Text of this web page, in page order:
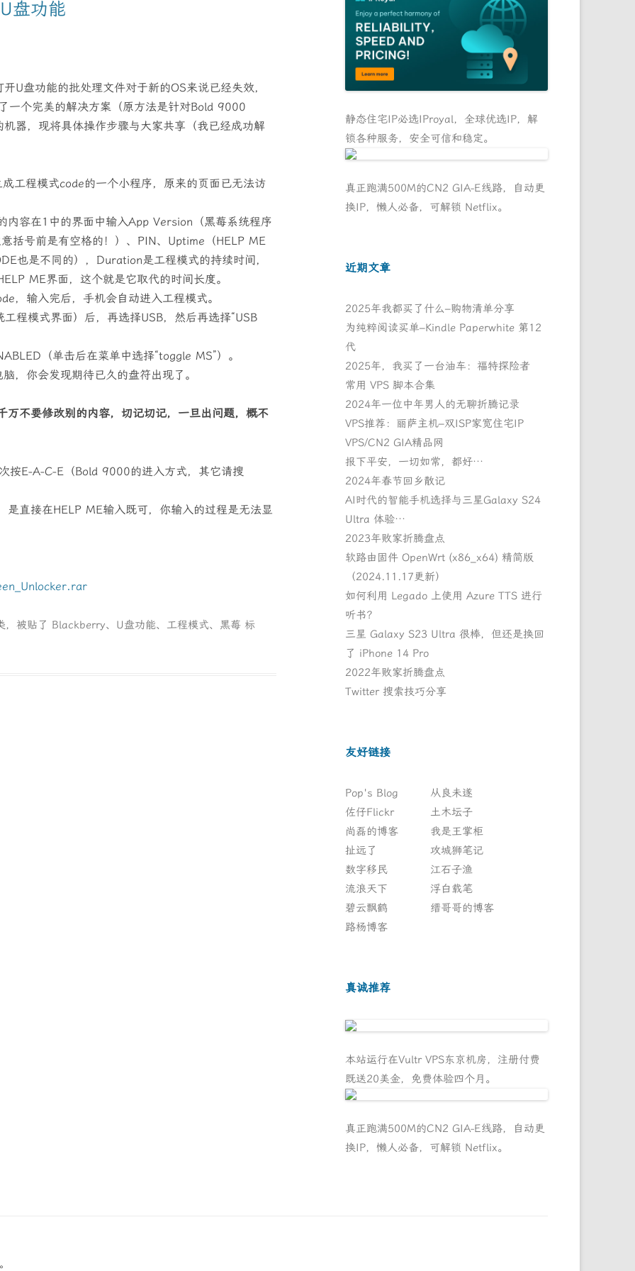
盘功能
U盘功能的批处理文件对于新的OS来说已经失效，
一个完美的解决方案（原方法是针对Bold 9000
器，现将具体操作步骤与大家共享（我已经成功解
工程模式code的一个小程序，原来的页面已无法访
内容在1中的界面中输入App Version（黑莓系统程序
括号前是有空格的！）、PIN、Uptime（HELP ME
也是不同的），Duration是工程模式的持续时间，
ME界面，这个就是它取代的时间长度。
，输入完后，手机会自动进入工程模式。
程模式界面）后，再选择USB，然后再选择“USB
（单击后在菜单中选择“toggle MS”）。
，你会发现期待已久的盘符出现了。
万不要修改别的内容，切记切记，一旦出问题，概不
按E-A-C-E（Bold 9000的进入方式，其它请搜
直接在HELP ME输入既可，你输入的过程是无法显
，被贴了 Blackberry、 U盘功能、 工程模式、 黑莓 标
静态住宅IP必选IProyal，全球优选IP，解
锁各种服务，安全可信和稳定。
真正跑满500M的CN2 GIA-E线路，自动更
换IP，懒人必备，可解锁 Netflix。
近期文章
2025年我都买了什么–购物清单分享
为纯粹阅读买单–Kindle Paperwhite 第12
代
2025年，我买了一台油车：福特探险者
常用 VPS 脚本合集
2024年一位中年男人的无聊折腾记录
VPS推荐：丽萨主机–双ISP家宽住宅IP
VPS/CN2 GIA精品网
报下平安，一切如常，都好…
2024年春节回乡散记
AI时代的智能手机选择与三星Galaxy S24
Ultra 体验…
2023年败家折腾盘点
软路由固件 OpenWrt (x86_x64) 精简版
（2024.11.17更新）
如何利用 Legado 上使用 Azure TTS 进行
听书？
三星 Galaxy S23 Ultra 很棒，但还是换回
了 iPhone 14 Pro
2022年败家折腾盘点
Twitter 搜索技巧分享
友好链接
Pop's Blog
从良未遂
佐仔Flickr
土木坛子
尚磊的博客
我是王掌柜
扯远了
攻城狮笔记
数字移民
江石子渔
流浪天下
浮白载笔
碧云飘鹤
缙哥哥的博客
路杨博客
真诚推荐
本站运行在Vultr VPS东京机房，注册付费
既送20美金，免费体验四个月。
真正跑满500M的CN2 GIA-E线路，自动更
换IP，懒人必备，可解锁 Netflix。